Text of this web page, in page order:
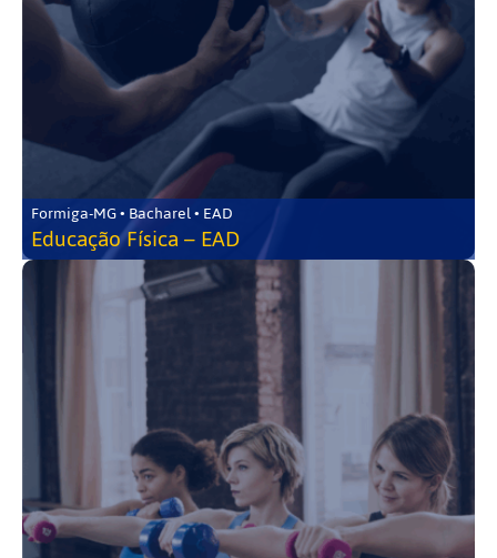
Formiga-MG • Bacharel • EAD
Educação Física – EAD